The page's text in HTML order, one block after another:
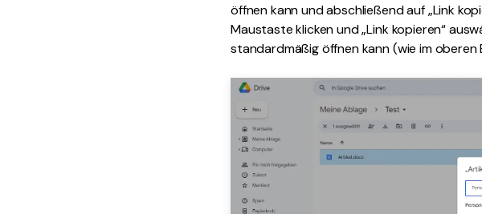
öffnen kann und abschließend auf „Link
Maustaste klicken und „Link kopieren“
standardmäßig öffnen kann (wie im oberen